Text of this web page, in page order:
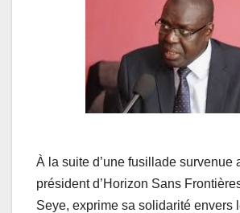
À la suite d’une fusillade survenue
président d’Horizon Sans
Seye, exprime sa solidarité envers